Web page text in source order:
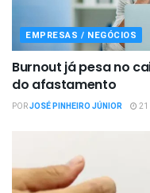
EMPRESAS / NEGÓCIOS
Burnout já pesa no
do afastamento
PORJOSÉ PINHEIRO JÚNIOR 21